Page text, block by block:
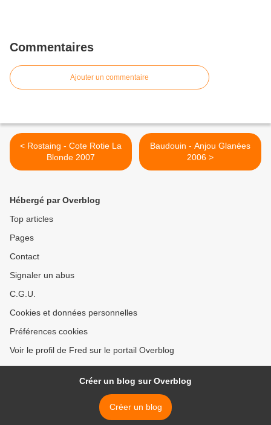
Commentaires
Ajouter un commentaire
< Rostaing - Cote Rotie La
Blonde 2007
Baudouin - Anjou Glanées
2006 >
Hébergé par Overblog
Top articles
Pages
Contact
Signaler un abus
C.G.U.
Cookies et données personnelles
Préférences cookies
Voir le profil de Fred sur le portail Overblog
Créer un blog sur Overblog
Créer un blog